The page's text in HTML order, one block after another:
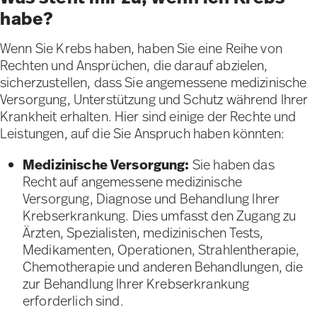
habe?
Wenn Sie Krebs haben, haben Sie eine Reihe von
Rechten und Ansprüchen, die darauf abzielen,
sicherzustellen, dass Sie angemessene medizinische
Versorgung, Unterstützung und Schutz während Ihrer
Krankheit erhalten. Hier sind einige der Rechte und
Leistungen, auf die Sie Anspruch haben könnten:
Medizinische Versorgung: Sie haben das
Recht auf angemessene medizinische
Versorgung, Diagnose und Behandlung Ihrer
Krebserkrankung. Dies umfasst den Zugang zu
Ärzten, Spezialisten, medizinischen Tests,
Medikamenten, Operationen, Strahlentherapie,
Chemotherapie und anderen Behandlungen, die
zur Behandlung Ihrer Krebserkrankung
erforderlich sind.